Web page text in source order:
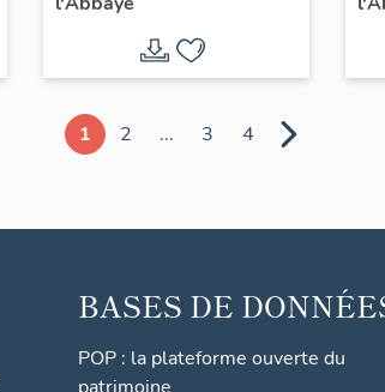
(désaffectée), 66
Rochechouart,
Fontevraud-l'Abbaye
1 2 ... 3 4
BASES DE
POP : la plateforme ouverte du